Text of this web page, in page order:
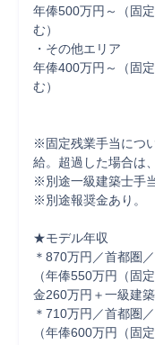
年俸500万円～（固
む）
・その他エリア
年俸400万円～（固
む）
※固定残業⼿当につ
給。超過した場合は
※別途⼀級建築⼠⼿
※別途報奨⾦あり。
★モデル年収
＊870万円／⾸都圏
（年俸550万円（固
⾦260万円＋⼀級建築
＊710万円／⾸都圏
（年俸600万円（固